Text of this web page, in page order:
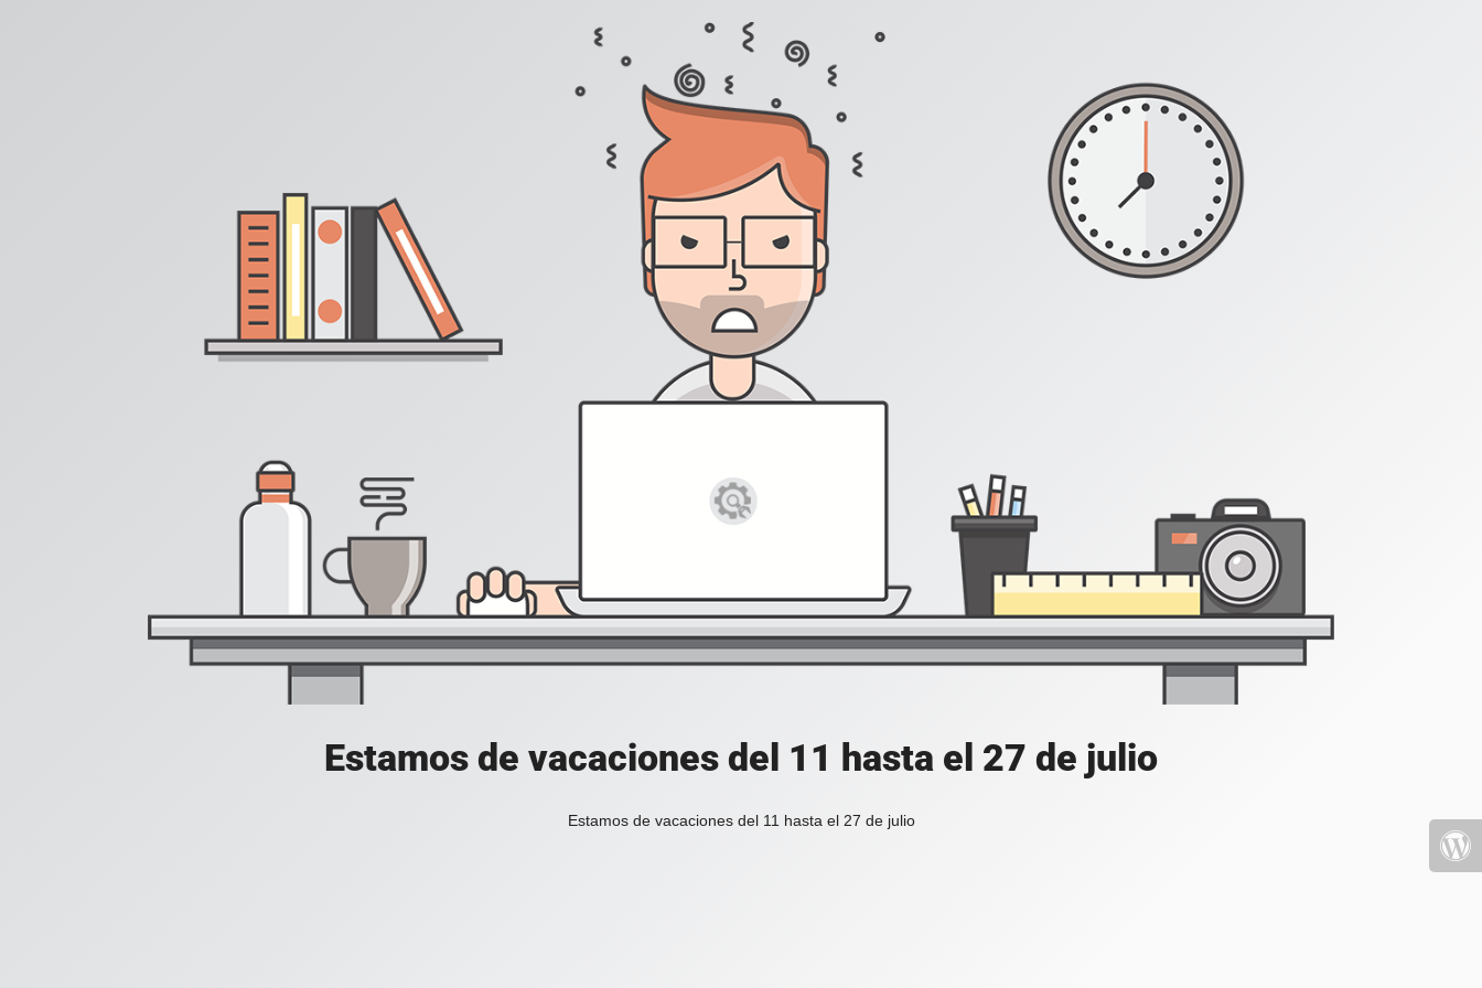
Estamos de vacaciones del 11 hasta el 27 de julio
Estamos de vacaciones del 11 hasta el 27 de julio